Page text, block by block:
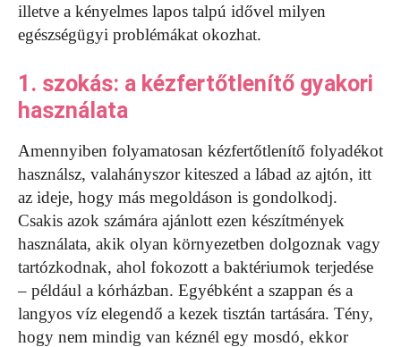
illetve a kényelmes lapos talpú idővel milyen
egészségügyi problémákat okozhat.
1. szokás: a kézfertőtlenítő gyakori
használata
Amennyiben folyamatosan kézfertőtlenítő folyadékot
használsz, valahányszor kiteszed a lábad az ajtón, itt
az ideje, hogy más megoldáson is gondolkodj.
Csakis azok számára ajánlott ezen készítmények
használata, akik olyan környezetben dolgoznak vagy
tartózkodnak, ahol fokozott a baktériumok terjedése
– például a kórházban. Egyébként a szappan és a
langyos víz elegendő a kezek tisztán tartására. Tény,
hogy nem mindig van kéznél egy mosdó, ekkor